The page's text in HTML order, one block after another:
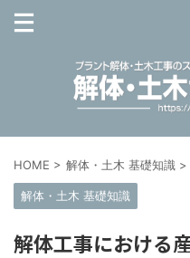
HOME > 解体・土木 基礎知識 >
解体・土木 基礎知識
解体工事における